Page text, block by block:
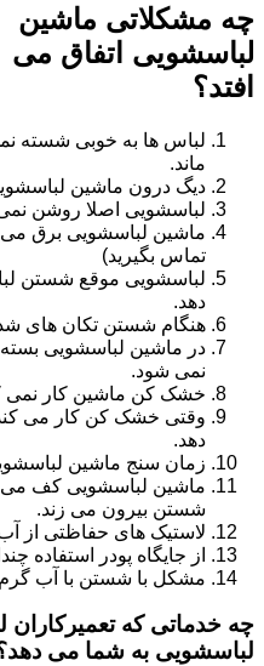
چه مشکلاتی ماشین
لباسشویی اتفاق می
افتد؟
لباس ها به خوبی شسته
ماند.
دیگ درون ماشین
لباسشویی اصلا روشن
ماشین لباسشویی برق می
تماس بگیرید)
لباسشویی موقع شستن
دهد.
هنگام شستن تکان های
در ماشین لباسشویی بسته
نمی شود.
خشک کن ماشین کار نمی
وقتی خشک کن کار می
دهد.
زمان سنج ماشین
ماشین لباسشویی کف می
شستن بیرون می زند.
لاستیک های حفاظتی از
از جایگاه پودر استفاده
مشکل با شستن با آب گرم
چه خدماتی که
لباسشویی به شما می